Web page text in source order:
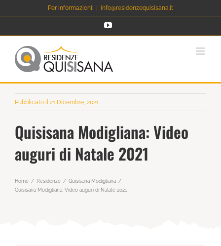
al
Per informazioni: info@residenzequisisana.it
YouTube
Pubblicato il 21 Dicembre, 2021
Quisisana Modigliana: Video
auguri di Natale 2021
Home Residenze
Quisisana Modigliana
Quisisana Modigliana: Video auguri di Natale 2021